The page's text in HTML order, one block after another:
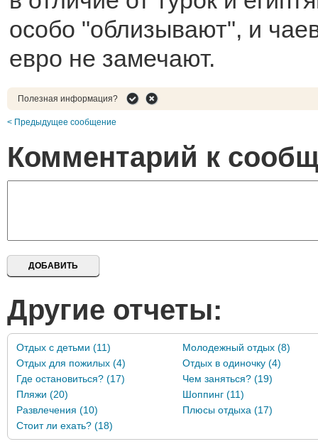
особо "облизывают", и
евро не замечают.
Полезная информация?
< Предыдущее сообщение
Комментарий к
Другие отчеты:
Отдых с детьми (11)
Молодежный отдых (8)
Отдых для пожилых (4)
Отдых в одиночку (4)
Где остановиться? (17)
Чем заняться? (19)
Пляжи (20)
Шоппинг (11)
Развлечения (10)
Плюсы отдыха (17)
Стоит ли ехать? (18)